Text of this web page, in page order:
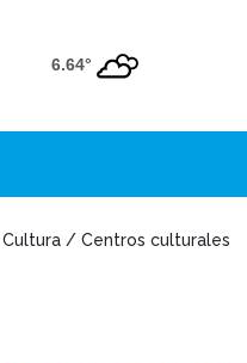
6.64°
/ Centros culturales